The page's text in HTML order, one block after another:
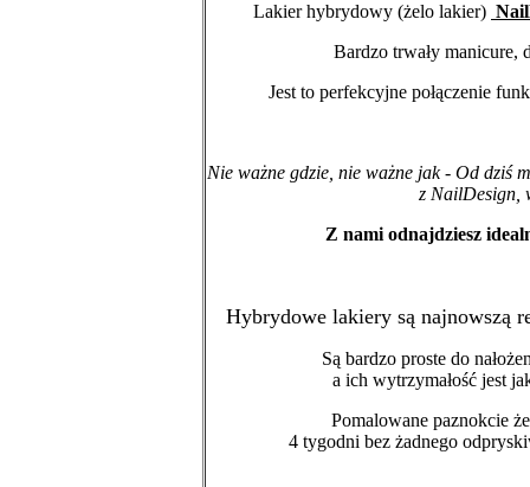
Lakier hybrydowy (żelo lakier)
Bardzo trwały manicure,
Jest to perfekcyjne połączenie
Nie ważne gdzie, nie ważne jak - Od dziś
z NailDesign,
Z nami odnajdziesz
Hybrydowe lakiery są najnowszą
Są bardzo proste do
a ich wytrzymałość jest
Pomalowane paznokcie
4 tygodni bez żadnego